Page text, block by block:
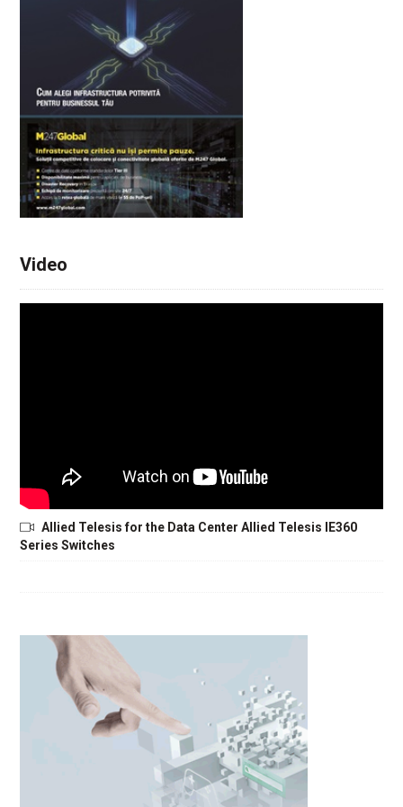
Video
Allied Telesis for the Data Center Allied Telesis IE360
Series Switches